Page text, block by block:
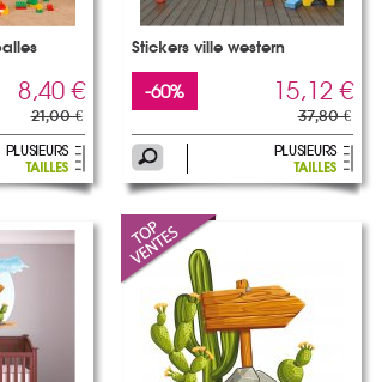
8,40 €
21,00 €
Stickers ville western
-60% 15,12 €
37,80 €